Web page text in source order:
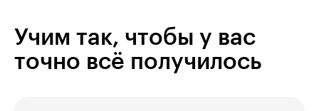
Учим так, чтобы у вас
точно всё получилось